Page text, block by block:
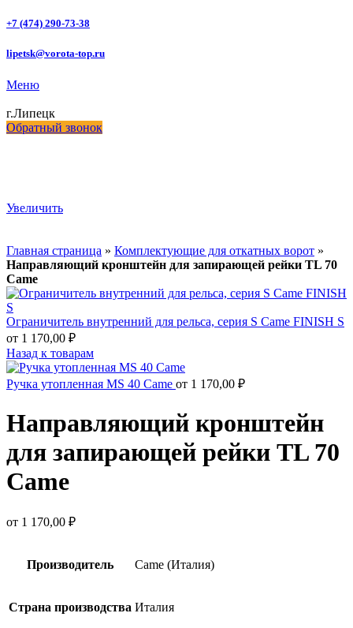
+7 (474) 290-73-38
lipetsk@vorota-top.ru
Меню
г.Липецк
Обратный звонок
Увеличить
Главная страница » Комплектующие для откатных ворот »
Направляющий кронштейн для запирающей рейки TL 70
Came
Ограничитель внутренний для рельса, серия S Came FINISH S
от 1 170,00 ₽
Назад к товарам
Ручка утопленная MS 40 Came от 1 170,00 ₽
Направляющий кронштейн
для запирающей рейки TL 70
Came
от 1 170,00 ₽
Производитель Came (Италия)
Страна производства Италия